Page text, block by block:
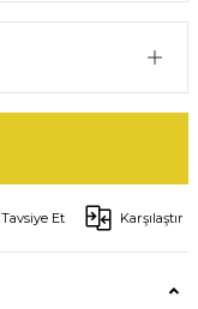
Tavsiye Et Karşılaştır